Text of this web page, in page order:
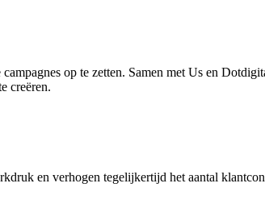
op te zetten. Samen met Us en
creëren.
en verhogen tegelijkertijd het aantal